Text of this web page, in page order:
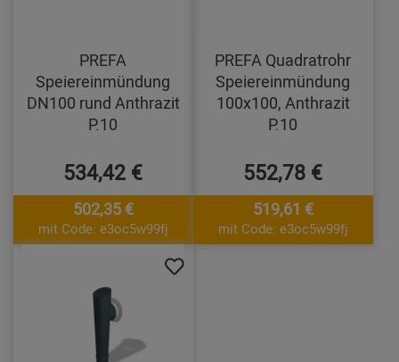
PREFA
Speiereinmündung
DN100 rund Anthrazit
P.10
534,42 €
502,35 €
mit Code: e3oc5w99fj
PREFA Quadratrohr
Speiereinmündung
100x100, Anthrazit
P.10
552,78 €
519,61 €
mit Code: e3oc5w99fj